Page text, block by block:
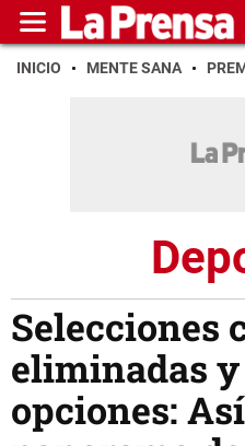
INICIO MENTE SANA
Selecciones
eliminadas y
opciones: